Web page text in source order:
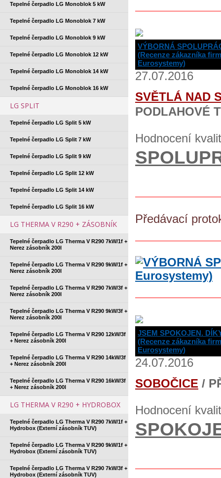
Tepelné čerpadlo LG Monoblok 5 kW
Tepelné čerpadlo LG Monoblok 7 kW
Tepelné čerpadlo LG Monoblok 9 kW
Tepelné čerpadlo LG Monoblok 12 kW
Tepelné čerpadlo LG Monoblok 14 kW
Tepelné čerpadlo LG Monoblok 16 kW
LG SPLIT
Tepelné čerpadlo LG Split 5 kW
Tepelné čerpadlo LG Split 7 kW
Tepelné čerpadlo LG Split 9 kW
Tepelné čerpadlo LG Split 12 kW
Tepelné čerpadlo LG Split 14 kW
Tepelné čerpadlo LG Split 16 kW
LG THERMA V R290 + ZÁSOBNÍK
Tepelné čerpadlo LG Therma V R290 7kW/1f +
Nerez zásobník 200l
Tepelné čerpadlo LG Therma V R290 9kW/1f +
Nerez zásobník 200l
Tepelné čerpadlo LG Therma V R290 7kW/3f +
Nerez zásobník 200l
Tepelné čerpadlo LG Therma V R290 9kW/3f +
Nerez zásobník 200l
Tepelné čerpadlo LG Therma V R290 12kW/3f
+ Nerez zásobník 200l
Tepelné čerpadlo LG Therma V R290 14kW/3f
+ Nerez zásobník 200l
Tepelné čerpadlo LG Therma V R290 16kW/3f
+ Nerez zásobník 200l
LG THERMA V R290 + HYDROBOX
Tepelné čerpadlo LG Therma V R290 7kW/1f +
Hydrobox (Externí zásobník TUV)
Tepelné čerpadlo LG Therma V R290 9kW/1f +
Hydrobox (Externí zásobník TUV)
Tepelné čerpadlo LG Therma V R290 7kW/3f +
Hydrobox (Externí zásobník TUV)
VÝBORNÁ
(Recenze zákazníka
Eurosystemy)
27.07.2016
SVĚTLÁ NAD
PODLAHOVÉ
Hodnocení
Předávací
JSEM SPOKOJEN.
(Recenze zákazníka
Eurosystemy)
24.07.2016
SOBOČICE /
Hodnocení